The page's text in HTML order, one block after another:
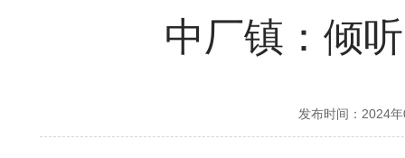
中厂镇：倾
发布时间：2024